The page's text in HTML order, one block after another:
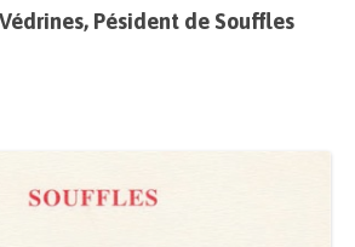
Pésident de Souffles